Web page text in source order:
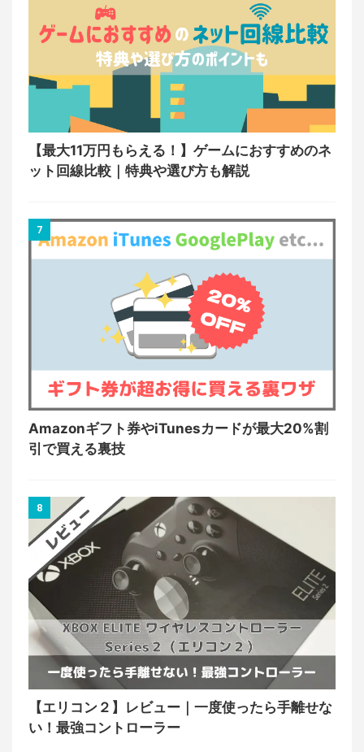
【最大11万円もらえる！】ゲームにおすすめのネ
ット回線比較｜特典や選び方も解説
7
Amazonギフト券やiTunesカードが最大20%割
引で買える裏技
8
【エリコン２】レビュー｜一度使ったら手離せな
い！最強コントローラー